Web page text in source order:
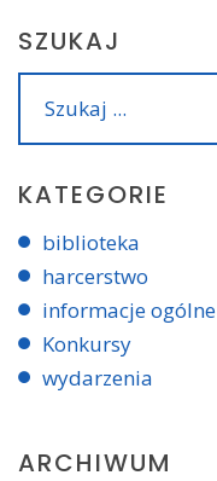
SZUKAJ
for:
KATEGORIE
biblioteka
harcerstwo
informacje ogólne
Konkursy
wydarzenia
ARCHIWUM